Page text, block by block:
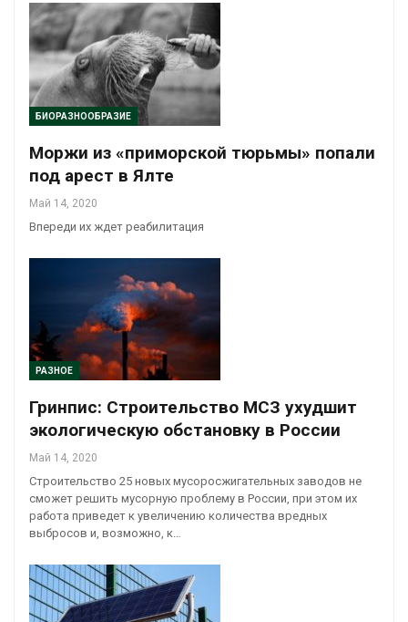
БИОРАЗНООБРАЗИЕ
Моржи из «приморской тюрьмы» попали
под арест в Ялте
Май 14, 2020
Впереди их ждет реабилитация
РАЗНОЕ
Гринпис: Строительство МСЗ ухудшит
экологическую обстановку в России
Май 14, 2020
Строительство 25 новых мусоросжигательных заводов не
сможет решить мусорную проблему в России, при этом их
работа приведет к увеличению количества вредных
выбросов и, возможно, к…